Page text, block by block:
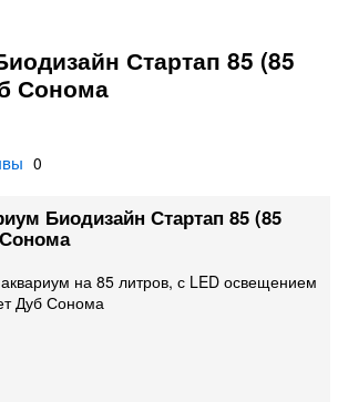
Стартап 85 (85
Сонома
0
Биодизайн Стартап 85 (85
на 85 литров, с LED освещением
Дуб Сонома